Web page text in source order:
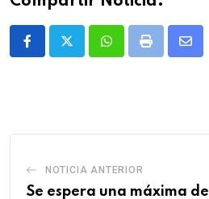
WhatsappPrint
Share
NOTICIA ANTERIOR
Se espera una máxima